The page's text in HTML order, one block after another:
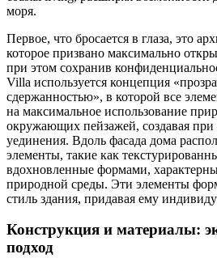
моря.
Первое, что бросается в глаза, это
которое призвано максимально
при этом сохранив
Villa используется концепция
сдержанностью», в которой все
на максимальное использование
окружающих пейзажей, создавая
уединения. Вдоль фасада дома
элементы, такие как
вдохновленные формами,
природной среды. Эти элементы
стиль здания, придавая ему
Конструкция и материалы:
подход